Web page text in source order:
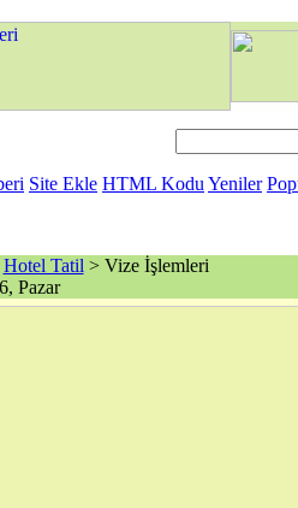
Site Ekle HTML Kodu Yeniler
Hotel Tatil > Vize İşlemleri
Pazar